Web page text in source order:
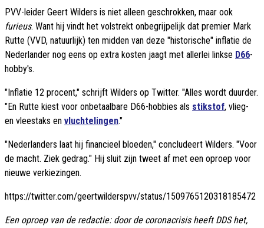
PVV-leider Geert Wilders is niet alleen geschrokken, maar ook
furieus. Want hij vindt het volstrekt onbegrijpelijk dat premier Mark
Rutte (VVD, natuurlijk) ten midden van deze "historische" inflatie de
Nederlander nog eens op extra kosten jaagt met allerlei linkse D66-
hobby's.
"Inflatie 12 procent," schrijft Wilders op Twitter. "Alles wordt duurder.
"En Rutte kiest voor onbetaalbare D66-hobbies als stikstof, vlieg-
en vleestaks en vluchtelingen."
"Nederlanders laat hij financieel bloeden," concludeert Wilders. "Voor
de macht. Ziek gedrag." Hij sluit zijn tweet af met een oproep voor
nieuwe verkiezingen.
https://twitter.com/geertwilderspvv/status/1509765120318185472
Een oproep van de redactie: door de coronacrisis heeft DDS het,